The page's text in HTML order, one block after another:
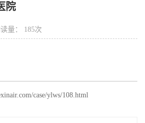
院
量： 185次
case/ylws/108.html